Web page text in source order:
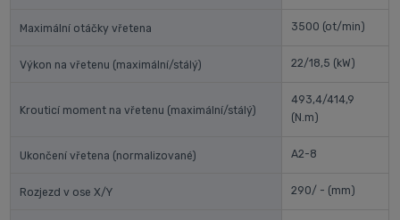
Maximální otáčky vřetena 3500 (ot/min)
Výkon na vřetenu (maximální/stálý) 22/18,5 (kW)
Krouticí moment na vřetenu (maximální/stálý)
493,4/414,9
(N.m)
Ukončení vřetena (normalizované) A2-8
Rozjezd v ose X/Y 290/ - (mm)